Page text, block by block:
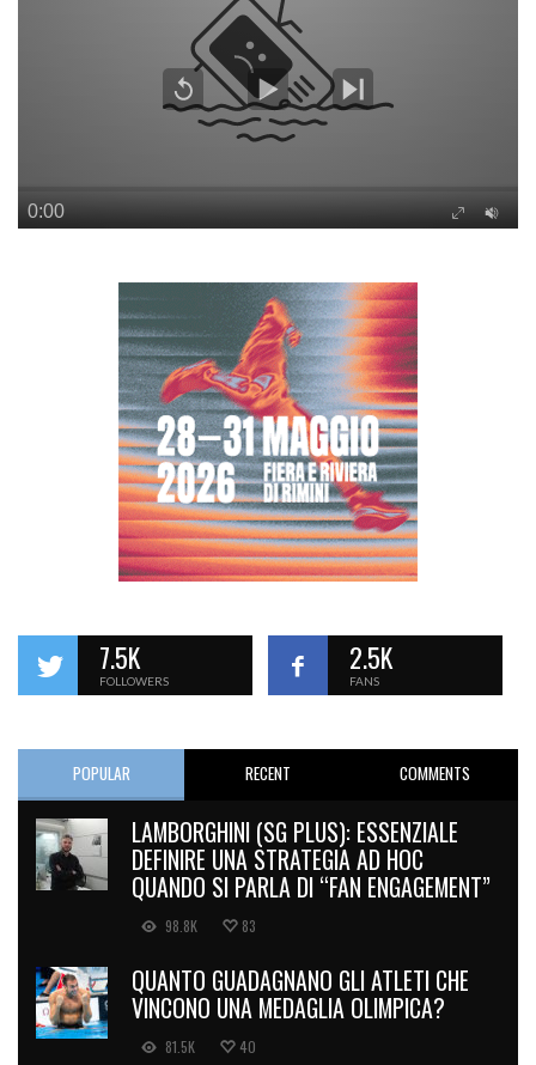
7.5K
FOLLOWERS
2.5K
FANS
POPULAR RECENT COMMENTS
LAMBORGHINI (SG PLUS): ESSENZIALE
DEFINIRE UNA STRATEGIA AD HOC
QUANDO SI PARLA DI “FAN ENGAGEMENT”
98.8K 83
QUANTO GUADAGNANO GLI ATLETI CHE
VINCONO UNA MEDAGLIA OLIMPICA?
81.5K 40